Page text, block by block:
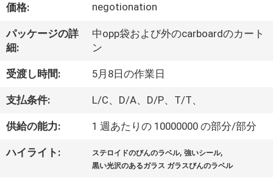
に
つ
い
て
工
場
価格: negotionation
パッケージの詳
細:
中opp袋および外のcarboardのカート
ン
受渡し時間: 5月8日の作業日
支払条件: L/C、D/A、D/P、T/T、
供給の能力: 1 週あたりの 10000000 の部分/部分
ハイライト: ステロイドのびんのラベル,強いシール,
黒い光沢のあるガラス ガラスびんのラベル